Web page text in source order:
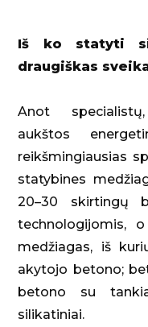
Iš ko statyti
draugiškas
Anot
aukštos
reikšmingiausias
statybines
20–30 skirtingų
technologijomis,
medžiagas, iš
akytojo betono;
betono su
silikatiniai.